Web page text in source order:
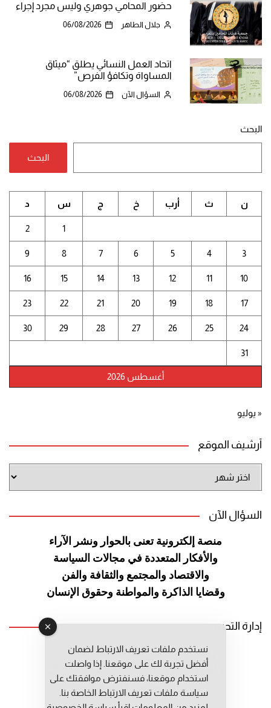
حضور المحامي جوهري وليس مجرد إجراء
جلال الطاهر 06/08/2026
اتحاد العمل النسائي يطلق “ميثاق
المساواة وتكافؤ الفرص”
السؤال الآن 06/08/2026
البحث
البحث
أغسطس 2026
ن ث أرب خ ج س د
1
2
3
4
5
6
7
8
9
10
11
12
13
14
15
16
17
18
19
20
21
22
23
24
25
26
27
28
29
30
31
« يوليو
أرشيف الموقع
الموقع
السؤال الآن
منصة إلكترونية تعنى بالحوار ونشر الآراء
والأفكار المتعددة في مجالات السياسة
والاقتصاد والمجتمع والثقافة والفن
وقضايا الذاكرة والمواطنة وحقوق الإنسان
إدارة التحرير
رئيس التحرير: عبد الرحيم التوراني
رئيس التحرير المساعد: المعطي قبال
مديرة التحرير: فاطمة حوحو
نستخدم ملفات تعريف الارتباط لضمان
أفضل تجربة لك على موقعنا. إذا واصلت
استخدام موقعنا، فسنفترض موافقتك على
سياسة ملفات تعريف الارتباط الخاصة بنا.